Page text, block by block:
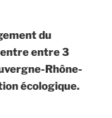
du
entre 3
Rhône-
écologique.